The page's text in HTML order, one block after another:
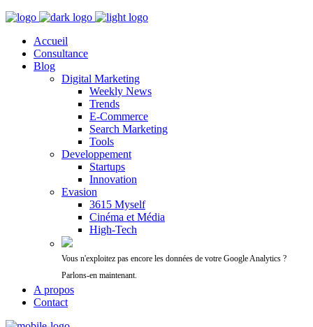
Accueil
Consultance
Blog
Digital Marketing
Weekly News
Trends
E-Commerce
Search Marketing
Tools
Developpement
Startups
Innovation
Evasion
3615 Myself
Cinéma et Média
High-Tech
Vous n'exploitez pas encore les données de votre Google Analytics ?
Parlons-en maintenant.
A propos
Contact